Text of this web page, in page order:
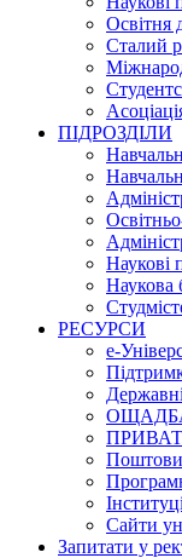
Освітня
Сталий
ПІДРОЗДІЛИ
Наукові
Наукова
РЕСУРСИ
е-
Сайти
Запитати у